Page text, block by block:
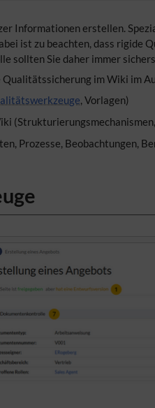
Informationen erstellen.
ist zu beachten, dass rigide
sollten Sie daher immer
im Wiki im
, Vorlagen)
Prozesse, Beobachtungen,